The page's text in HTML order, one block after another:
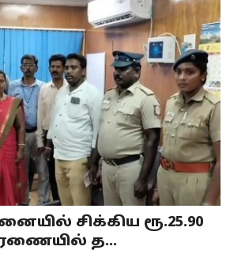
சிக்கிய ரூ.25.90
த...